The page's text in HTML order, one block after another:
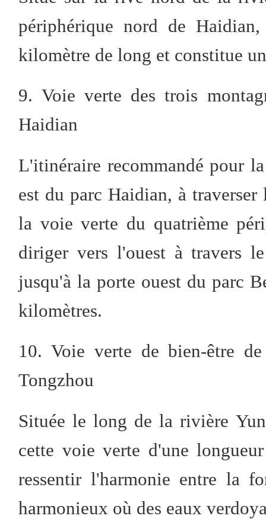
périphérique nord de
kilomètre de long et constitue
9. Voie verte des trois
Haidian
L'itinéraire recommandé pour
est du parc Haidian, à
la voie verte du quatrième
diriger vers l'ouest à travers
jusqu'à la porte ouest du parc
kilomètres.
10. Voie verte de bien-être
Tongzhou
Située le long de la rivière
cette voie verte d'une
ressentir l'harmonie entre la
harmonieux où des eaux